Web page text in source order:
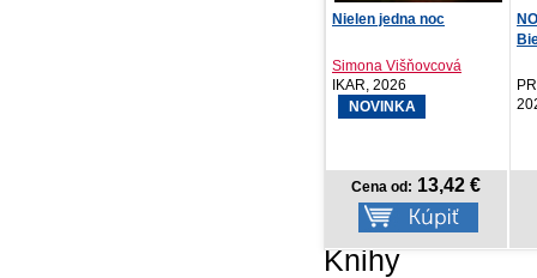
NOTIQUE Vreckový diár
PRESCOGROUP SK,
2026
Cena od: 3,57 €
Ja
Knihy